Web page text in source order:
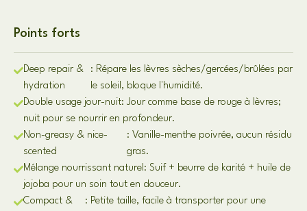
Points forts
Deep repair &
hydration
: Répare les lèvres sèches/gercées/brûlées par
le soleil, bloque l'humidité.
Double usage jour-nuit: Jour comme base de rouge à lèvres;
nuit pour se nourrir en profondeur.
Non-greasy & nice-
scented
: Vanille-menthe poivrée, aucun résidu
gras.
Mélange nourrissant naturel: Suif + beurre de karité + huile de
jojoba pour un soin tout en douceur.
Compact &
: Petite taille, facile à transporter pour une